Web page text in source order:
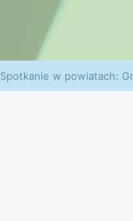
Spotkanie w powiatach: